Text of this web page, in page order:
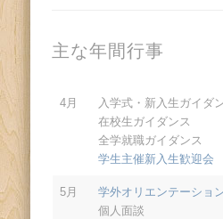
主な年間行事
4月
入学式・新入生ガイダ
在校生ガイダンス
全学就職ガイダンス
学生主催新入生歓迎会
5月 学外オリエンテーショ
個人面談